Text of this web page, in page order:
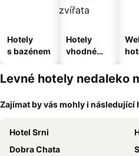
Hotely
s bazénem
Hotely
vhodné
domácí
zvířata
Levné hotely nedaleko
Zajímat by vás mohly i následující
Hotel Srni
Dobra Chata